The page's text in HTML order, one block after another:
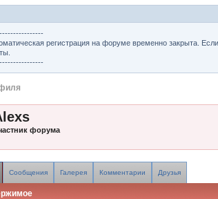
регистрация на форуме временно закрыта.
форума
Сообщения Галерея Комментарии Друзья